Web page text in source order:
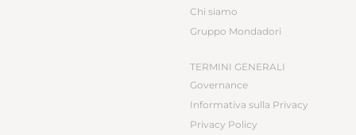
Chi siamo
Gruppo Mondadori
TERMINI GENERALI
Governance
Informativa sulla Privacy
Privacy Policy